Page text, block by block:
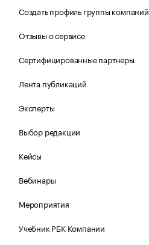
Создать профиль группы компаний
Отзывы о сервисе
Сертифицированные партнеры
Лента публикаций
Эксперты
Выбор редакции
Кейсы
Вебинары
Мероприятия
Учебник РБК Компании